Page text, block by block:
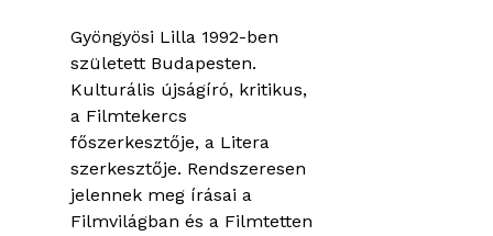
Gyöngyösi Lilla 1992-ben
született Budapesten.
Kulturális újságíró, kritikus,
a Filmtekercs
főszerkesztője, a Litera
szerkesztője. Rendszeresen
jelennek meg írásai a
Filmvilágban és a Filmtetten